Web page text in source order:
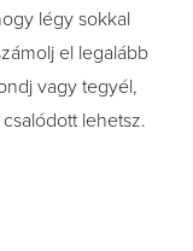
légy sokkal
el legalább
vagy tegyél,
lehetsz.